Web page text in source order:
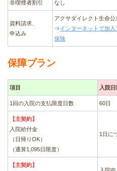
非喫煙者割引 なし
資料請求、
申込み
アクサダイレクト生命
⇒インターネットで加
保険
保障プラン
項目 入院
1回の入院の支払限度日数 60日
【主契約】
入院給付金
（日帰りOK）
（通算1,095日限度）
1日に
【主契約】